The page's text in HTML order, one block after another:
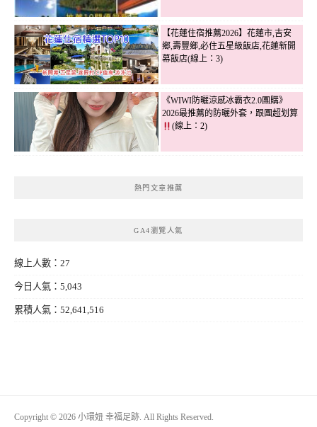
【花蓮住宿推薦2026】花蓮市,吉安
鄉,壽豐鄉,必住五星級飯店,花蓮新開
幕飯店(線上：3)
《WIWI防曬涼感冰霸衣2.0團購》
2026最推薦的防曬外套，跟團超划算
(線上：2)
熱門文章推薦
GA4瀏覽人氣
線上人數：27
今日人氣：5,043
累積人氣：52,641,516
Copyright © 2026 小環妞 幸福足跡. All Rights Reserved.